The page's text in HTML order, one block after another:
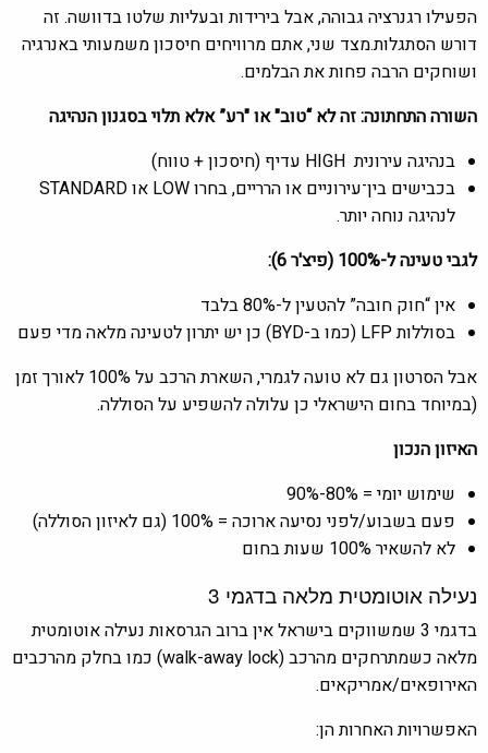
הפעילו רגנרציה גבוהה, אבל בירידות ובעליות שלטו בדוושה. זה
דורש הסתגלות.מצד שני, אתם מרוויחים חיסכון משמעותי באנרגיה
ושוחקים הרבה פחות את הבלמים.
השורה התחתונה: זה לא “טוב" או "רע” אלא תלוי בסגנון הנהיגה
בנהיגה עירונית HIGH עדיף (חיסכון + טווח)
בכבישים בין־עירוניים או הרריים, בחרו LOW או STANDARD
לנהיגה נוחה יותר.
לגבי טעינה ל-100% (פיצ'ר 6):
אין “חוק חובה” להטעין ל-80% בלבד
בסוללות LFP (כמו ב-BYD) כן יש יתרון לטעינה מלאה מדי פעם
אבל הסרטון גם לא טועה לגמרי, השארת הרכב על 100% לאורך זמן
(במיוחד בחום הישראלי כן עלולה להשפיע על הסוללה.
האיזון הנכון
שימוש יומי = 80%-90%
פעם בשבוע/לפני נסיעה ארוכה = 100% (גם לאיזון הסוללה)
לא להשאיר 100% שעות בחום
נעילה אוטומטית מלאה בדגמי 3
בדגמי 3 שמשווקים בישראל אין ברוב הגרסאות נעילה אוטומטית
מלאה כשמתרחקים מהרכב (walk-away lock) כמו בחלק מהרכבים
האירופאים/אמריקאים.
האפשרויות האחרות הן: